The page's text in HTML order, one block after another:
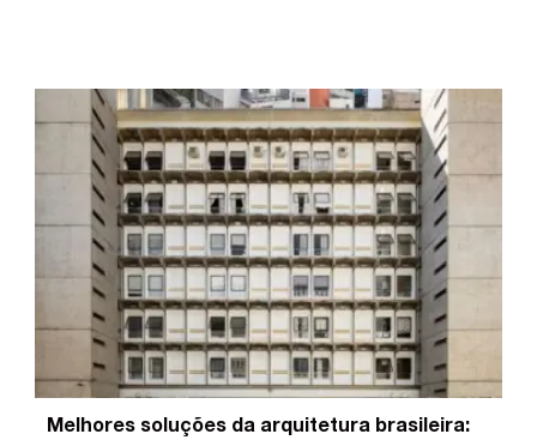
Melhores soluções da arquitetura brasileira: